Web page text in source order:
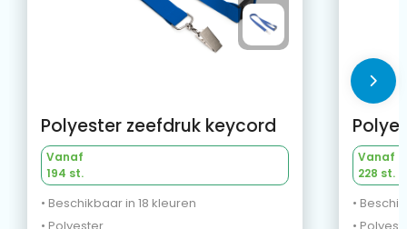
Polyester zeefdruk keycord
Vanaf
194 st.
• Beschikbaar in 18 kleuren
Vanaf
228 st.
•